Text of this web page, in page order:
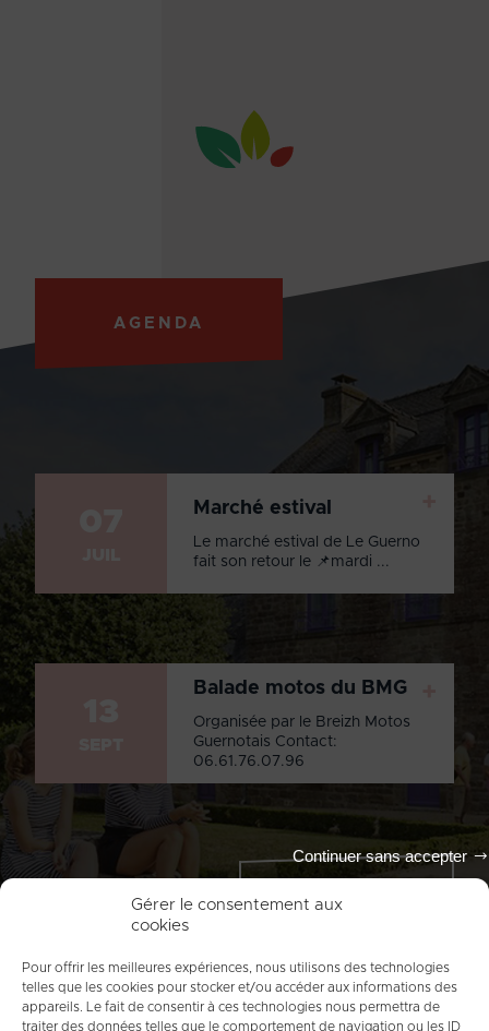
Gérer le consentement aux
cookies
Pour offrir les meilleures expériences, nous utilisons des technologies
telles que les cookies pour stocker et/ou accéder aux informations des
appareils. Le fait de consentir à ces technologies nous permettra de
traiter des données telles que le comportement de navigation ou les ID
Continuer sans accepter
AGENDA
Marché estival
Le marché estival de Le Guerno
fait son retour le 📌mardi ...
Balade motos du BMG
Organisée par le Breizh Motos
Guernotais Contact:
06.61.76.07.96